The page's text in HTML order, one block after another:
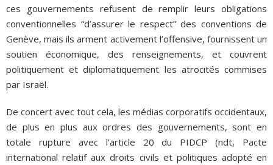
ces gouvernements refusent de remplir leurs obligations
conventionnelles “d’assurer le respect” des conventions de
Genève, mais ils arment activement l’offensive, fournissent un
soutien économique, des renseignements, et couvrent
politiquement et diplomatiquement les atrocités commises
par Israël.
De concert avec tout cela, les médias corporatifs occidentaux,
de plus en plus aux ordres des gouvernements, sont en
totale rupture avec l’article 20 du PIDCP (ndt, Pacte
international relatif aux droits civils et politiques adopté en